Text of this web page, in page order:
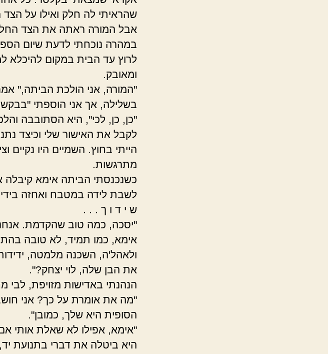
שהראיתי לה חלק ואילו על
אבל המורה ראתה את הצד
במהרה נוכחתי לדעת שיום
לרוץ עד הבית במקום להיכלא
ומאובק.
"המורה, אני הולכת הביתה,"
בשלילה, אך אני הוספתי
"כן, כן, לכי", היא הסתובבה
לקבל את האישור שלי וכיצד
הייתי בחוץ. השמיים היו נקיים
מתרגשות.
כשנכנסתי הביתה אימא קיבלה
לשבת לידה במטבח ואחזה
ש י ד ו ך . . .
"יסכה, כמה טוב שהקדמת.
אימא, כמו תמיד, לא טובה
ולאהל'ה, השכנה מלמטה,
את הבן שלה, לוי יצחק?".
הנהנתי באדישות מזויפת, לבי
"מה את אומרת על כך? אני
הסופית היא שלך, כמובן".
"אימא, אפילו לא שאלת אותי
היא ביטלה את דברי בתנועת